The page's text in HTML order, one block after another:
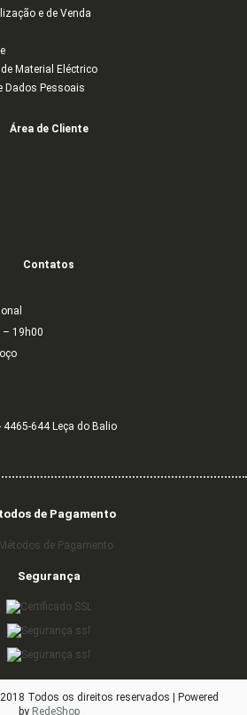
e de Venda
Material Eléctrico
Dados Pessoais
Área de Cliente
Contatos
– 19h00
4465-644 Leça do Balio
de Pagamento
Segurança
Todos os direitos reservados |
Powered
by RedeShop